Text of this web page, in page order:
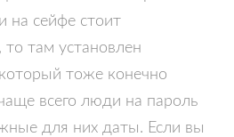
на сейфе стоит
там установлен
тоже конечно
всего люди на пароль
для них даты. Если вы